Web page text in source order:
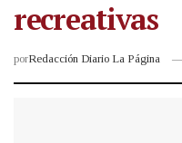
recreativas
porRedacción Diario La Página